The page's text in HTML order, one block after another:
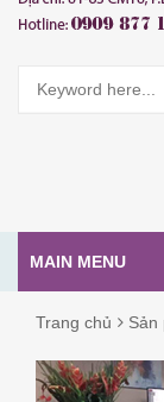
MAIN MENU
Trang chủ Sản
NH25-